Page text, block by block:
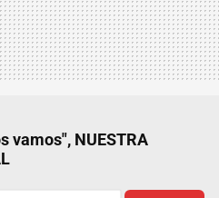
vamos", NUESTRA